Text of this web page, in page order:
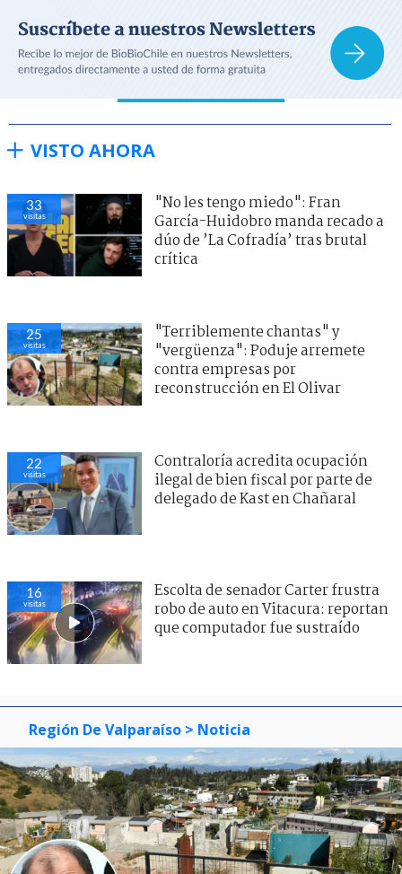
VISTO AHORA
33
visitas
"No les tengo miedo": Fran
García-Huidobro manda recado a
dúo de ’La Cofradía’ tras brutal
crítica
25
visitas
"Terriblemente chantas" y
"vergüenza": Poduje arremete
contra empresas por
reconstrucción en El Olivar
22
visitas
Contraloría acredita ocupación
ilegal de bien fiscal por parte de
delegado de Kast en Chañaral
16
visitas
Escolta de senador Carter frustra
robo de auto en Vitacura: reportan
que computador fue sustraído
Región De Valparaíso > Noticia